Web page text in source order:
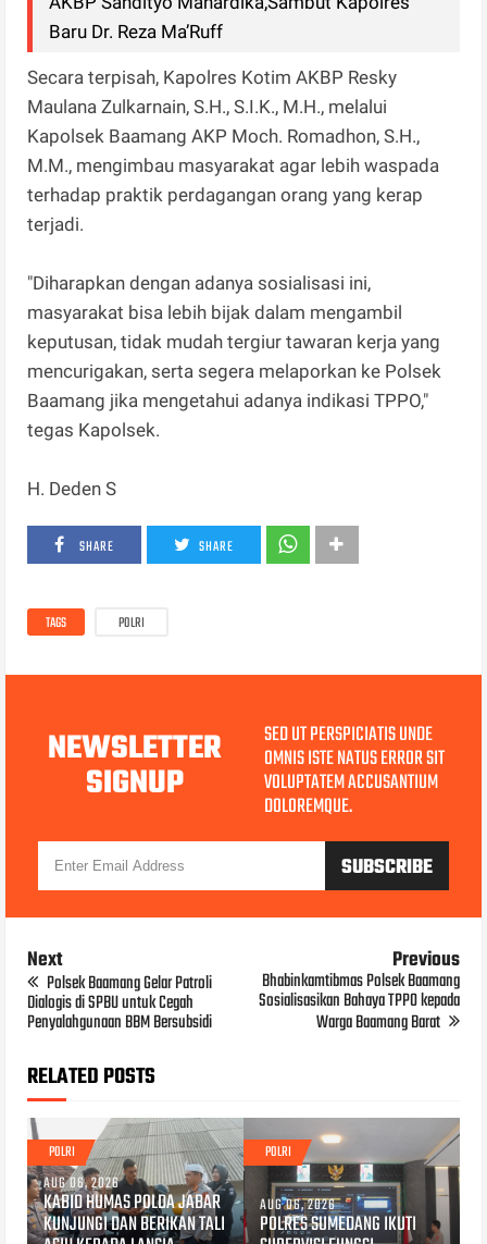
Baru Dr. Reza Ma’Ruff
Secara terpisah, Kapolres Kotim AKBP Resky
Maulana Zulkarnain, S.H., S.I.K., M.H., melalui
Kapolsek Baamang AKP Moch. Romadhon, S.H.,
M.M., mengimbau masyarakat agar lebih waspada
terhadap praktik perdagangan orang yang kerap
terjadi.
"Diharapkan dengan adanya sosialisasi ini,
masyarakat bisa lebih bijak dalam mengambil
keputusan, tidak mudah tergiur tawaran kerja yang
mencurigakan, serta segera melaporkan ke Polsek
Baamang jika mengetahui adanya indikasi TPPO,"
tegas Kapolsek.
H. Deden S
SHARE SHARE
TAGS POLRI
NEWSLETTER
SIGNUP
SED UT PERSPICIATIS UNDE
OMNIS ISTE NATUS ERROR SIT
VOLUPTATEM ACCUSANTIUM
DOLOREMQUE.
Next
Polsek Baamang Gelar Patroli
Dialogis di SPBU untuk Cegah
Penyalahgunaan BBM Bersubsidi
Previous
Bhabinkamtibmas Polsek Baamang
Sosialisasikan Bahaya TPPO kepada
Warga Baamang Barat
RELATED POSTS
POLRI
AUG 06, 2026
KABID HUMAS POLDA JABAR
KUNJUNGI DAN BERIKAN TALI
POLRI
AUG 06, 2026
POLRES SUMEDANG IKUTI